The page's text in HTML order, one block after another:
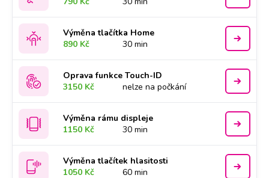
Výměna tlačítka Home
890 Kč
30 min
Oprava funkce Touch-ID
3150 Kč
nelze na počkání
Výměna rámu displeje
1150 Kč
30 min
Výměna tlačítek hlasitosti
1050 Kč
60 min